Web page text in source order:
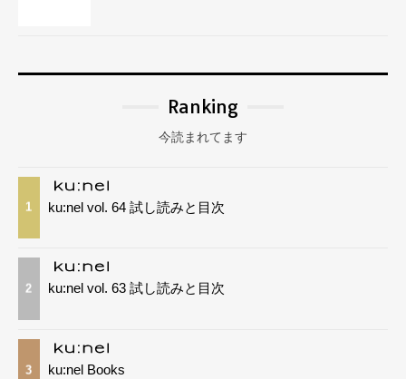
Ranking
今読まれてます
1 ku:nel vol. 64 試し読みと目次
2 ku:nel vol. 63 試し読みと目次
3 ku:nel Books